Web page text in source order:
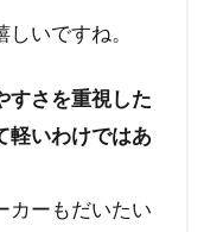
いですね。
すさを重視した
軽いわけではあ
カーもだいたい